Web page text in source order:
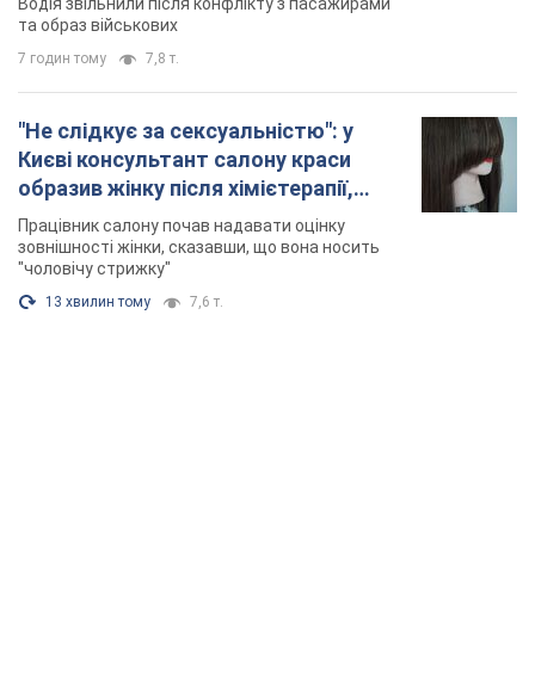
Водія звільнили після конфлікту з пасажирами
та образ військових
7 годин тому 7,8 т.
"Не слідкує за сексуальністю": у
Києві консультант салону краси
образив жінку після хімієтерапії,
розгорівся скандал. Фото
Працівник салону почав надавати оцінку
зовнішності жінки, сказавши, що вона носить
"чоловічу стрижку"
13 хвилин тому 7,6 т.